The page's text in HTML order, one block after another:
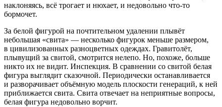
наклоняясь, всё трогает и нюхает, и недовольно что-то
бормочет.
За белой фигурой на почтительном удалении плывёт
небольшая «свита» — несколько фигурок меньше размером,
в цивилизованных разноцветных одеждах. Гравитолёт,
плывущий за свитой, смотрится нелепо. Но, похоже, больше
никто их не видит. Инспекция. В сравнении со свитой белая
фигура выглядит сказочной. Периодически останавливается
и разворачивает объёмную модель плоскости генераций, к ней
приближается свита. Свита отвечает на неприятные вопросы,
белая фигура недовольно ворчит.